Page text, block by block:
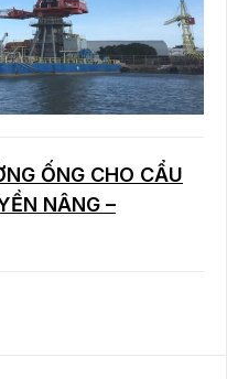
ỐNG CHO CẨU
NÂNG –